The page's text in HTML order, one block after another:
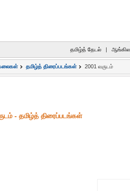
தமிழ்த் தேடல் |
தமிழ்த் திரைப்படங்கள் 2001 வருடம்
- தமிழ்த் திரைப்படங்கள்